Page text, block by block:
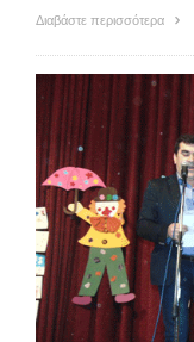
Διαβάστε περισσότερα